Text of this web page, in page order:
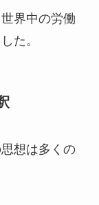
界中の労働
た。
想は多くの